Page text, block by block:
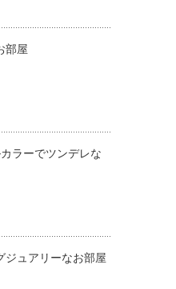
部屋
ラーでツンデレな
ジュアリーなお部屋